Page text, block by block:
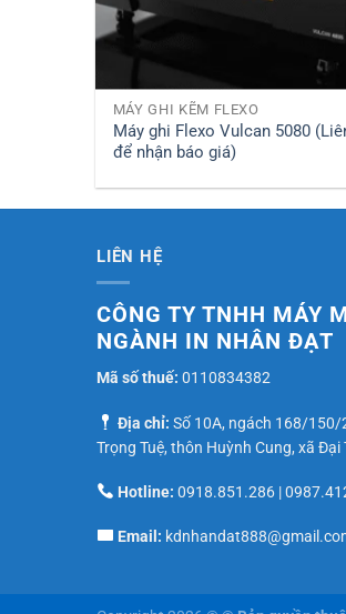
MÁY GHI KẼM FLEXO
Máy ghi Flexo Vulcan 5080
để nhận báo giá)
LIÊN HỆ
CÔNG TY TNHH MÁY
NGÀNH IN NHÂN ĐẠT
Mã số thuế: 0110834382
Địa chỉ: Số 10A, ngách 168/
Trọng Tuệ, thôn Huỳnh Cung, xã Đại
Hotline: 0918.851.286|
Email: